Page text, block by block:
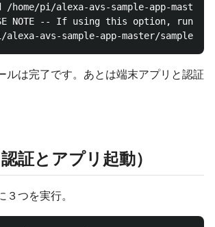
/home/pi/alexa-avs-sample-app-
NOTE -- If using this option, run
ルは完了です。あとは端末アプリと認証
証とアプリ起動）
つを実行。